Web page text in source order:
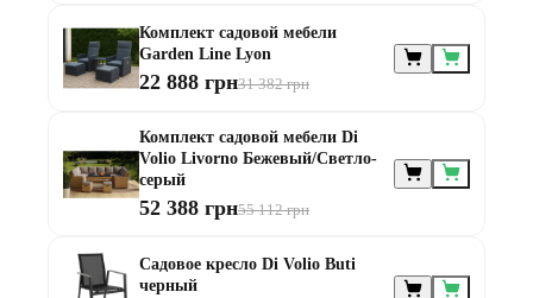
назначению
Мебель для балконов
Мебель для беседки
Комплект садовой мебели
Garden Line Lyon
22 888 грн31 382 грн
Комплект садовой мебели Di
Volio Livorno Бежевый/Светло-
серый
52 388 грн55 112 грн
Садовое кресло Di Volio Buti
черный